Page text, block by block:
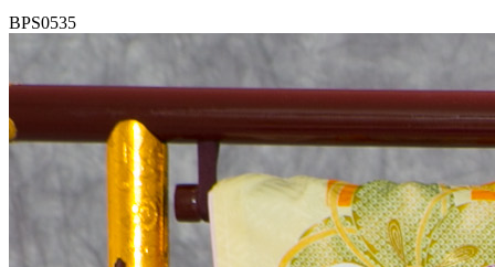
BPS0535